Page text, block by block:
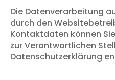
Die Datenverarbeitung
durch den
Kontaktdaten können
zur Verantwortlichen
Datenschutzerklärung